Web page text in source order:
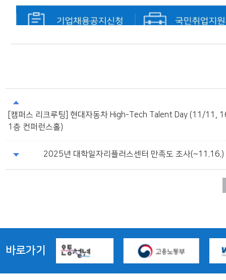
[캠퍼스 리크루팅] 현대자동차 High-Tech Talent Day (11/11,
1층 컨퍼런스홀)
2025년 대학일자리플러스센터 만족도 조사(~11.16.)
바로가기